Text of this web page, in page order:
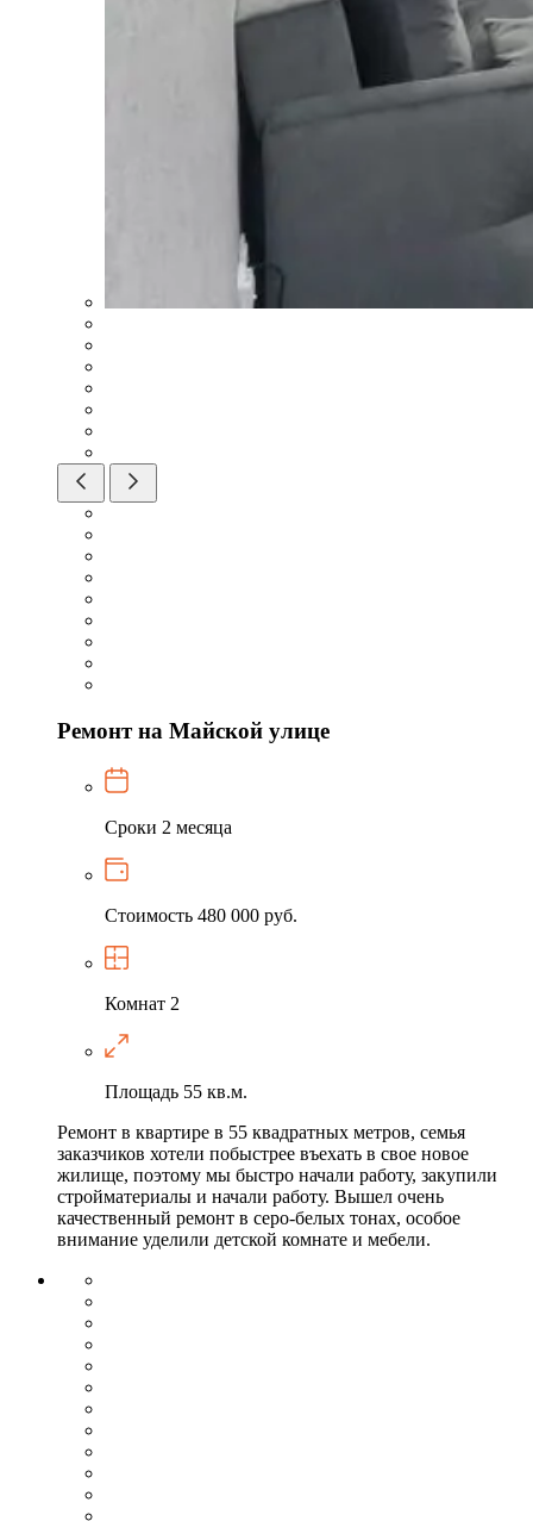
Ремонт на Майской улице
Сроки 2 месяца
Стоимость 480 000 руб.
Комнат 2
Площадь 55 кв.м.
Ремонт в квартире в 55 квадратных метров, семья
заказчиков хотели побыстрее въехать в свое новое
жилище, поэтому мы быстро начали работу, закупили
стройматериалы и начали работу. Вышел очень
качественный ремонт в серо-белых тонах, особое
внимание уделили детской комнате и мебели.